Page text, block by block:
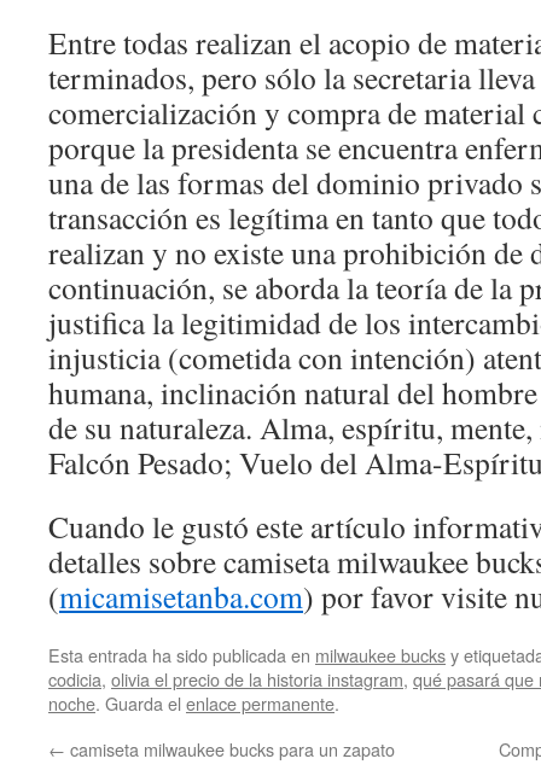
Entre todas realizan el acopio de
terminados, pero sólo la secretaria
comercialización y compra de material
porque la presidenta se encuentra
una de las formas del dominio privado
transacción es legítima en tanto que
realizan y no existe una prohibición de
continuación, se aborda la teoría de la
justifica la legitimidad de los
injusticia (cometida con intención)
humana, inclinación natural del
de su naturaleza. Alma, espíritu,
Falcón Pesado; Vuelo del Alma-
Cuando le gustó este artículo
detalles sobre camiseta milwaukee
(micamisetanba.com) por favor visite
Esta entrada ha sido publicada en milwaukee bucksy
codicia, olivia el precio de la historia instagram, qué pasará que
noche. Guarda el enlace permanente.
← camiseta milwaukee bucks para un zapato